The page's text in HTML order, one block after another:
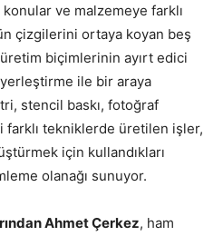
ve malzemeye farklı
çizgilerini ortaya koyan beş
biçimlerinin ayırt edici
ile bir araya
stencil baskı, fotoğraf
farklı tekniklerde üretilen işler,
için kullandıkları
olanağı sunuyor.
Ahmet Çerkez, ham